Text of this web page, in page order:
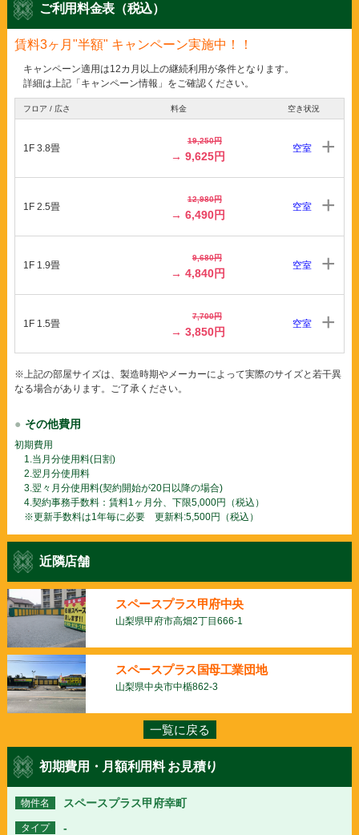
ご利用料金表（税込）
賃料3ヶ月"半額" キャンペーン実施中！！
キャンペーン適用は12カ月以上の継続利用が条件となります。
詳細は上記「キャンペーン情報」をご確認ください。
フロア / 広さ 料金 空き状況
1F 3.8畳
19,250円
→ 9,625円
空室
1F 2.5畳
12,980円
→ 6,490円
空室
1F 1.9畳
9,680円
→ 4,840円
空室
1F 1.5畳
7,700円
→ 3,850円
空室
※上記の部屋サイズは、製造時期やメーカーによって実際のサイズと若干異
なる場合があります。ご了承ください。
その他費用
初期費用
1.当月分使用料(日割)
2.翌月分使用料
3.翌々月分使用料(契約開始が20日以降の場合)
4.契約事務手数料：賃料1ヶ月分、下限5,000円（税込）
※更新手数料は1年毎に必要 更新料:5,500円（税込）
近隣店舗
スペースプラス甲府中央
山梨県甲府市高畑2丁目666-1
スペースプラス国母工業団地
山梨県中央市中楯862-3
一覧に戻る
初期費用・月額利用料 お見積り
物件名 スペースプラス甲府幸町
タイプ -